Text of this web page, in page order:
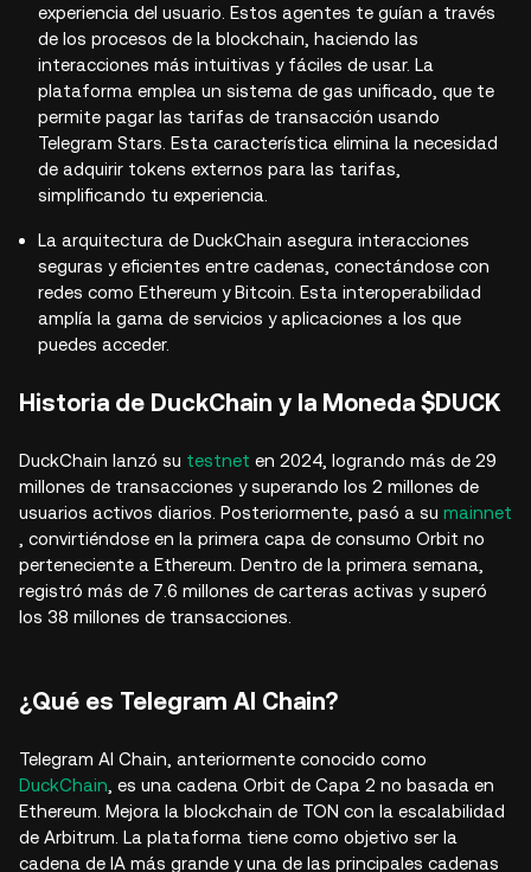
experiencia del usuario. Estos agentes te guían a través
de los procesos de la blockchain, haciendo las
interacciones más intuitivas y fáciles de usar. La
plataforma emplea un sistema de gas unificado, que te
permite pagar las tarifas de transacción usando
Telegram Stars. Esta característica elimina la necesidad
de adquirir tokens externos para las tarifas,
simplificando tu experiencia.
La arquitectura de DuckChain asegura interacciones
seguras y eficientes entre cadenas, conectándose con
redes como Ethereum y Bitcoin. Esta interoperabilidad
amplía la gama de servicios y aplicaciones a los que
puedes acceder.
Historia de DuckChain y la Moneda $DUCK
DuckChain lanzó su testnet en 2024, logrando más de 29
millones de transacciones y superando los 2 millones de
usuarios activos diarios. Posteriormente, pasó a su mainnet
, convirtiéndose en la primera capa de consumo Orbit no
perteneciente a Ethereum. Dentro de la primera semana,
registró más de 7.6 millones de carteras activas y superó
los 38 millones de transacciones.
¿Qué es Telegram AI Chain?
Telegram AI Chain, anteriormente conocido como
DuckChain , es una cadena Orbit de Capa 2 no basada en
Ethereum. Mejora la blockchain de TON con la escalabilidad
de Arbitrum. La plataforma tiene como objetivo ser la
cadena de IA más grande y una de las principales cadenas